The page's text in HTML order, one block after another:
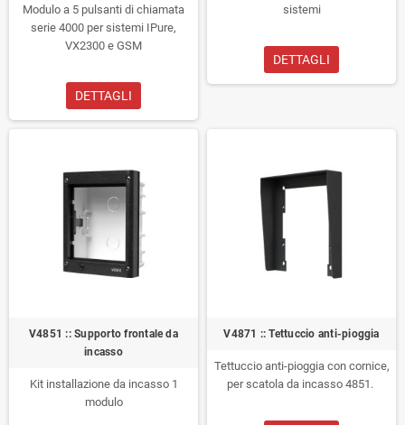
Modulo a 5 pulsanti di chiamata
serie 4000 per sistemi IPure,
VX2300 e GSM
DETTAGLI
sistemi
DETTAGLI
V4851 :: Supporto frontale da
incasso
Kit installazione da incasso 1
modulo
V4871 :: Tettuccio anti-pioggia
Tettuccio anti-pioggia con cornice,
per scatola da incasso 4851.